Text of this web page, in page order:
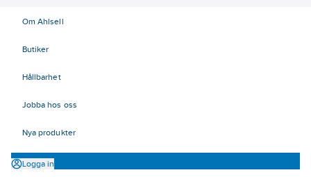
Om Ahlsell
Butiker
Hållbarhet
Jobba hos oss
Nya produkter
Logga in